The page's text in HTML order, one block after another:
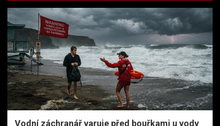
Vodní záchranář varuje před bouřkami u vody